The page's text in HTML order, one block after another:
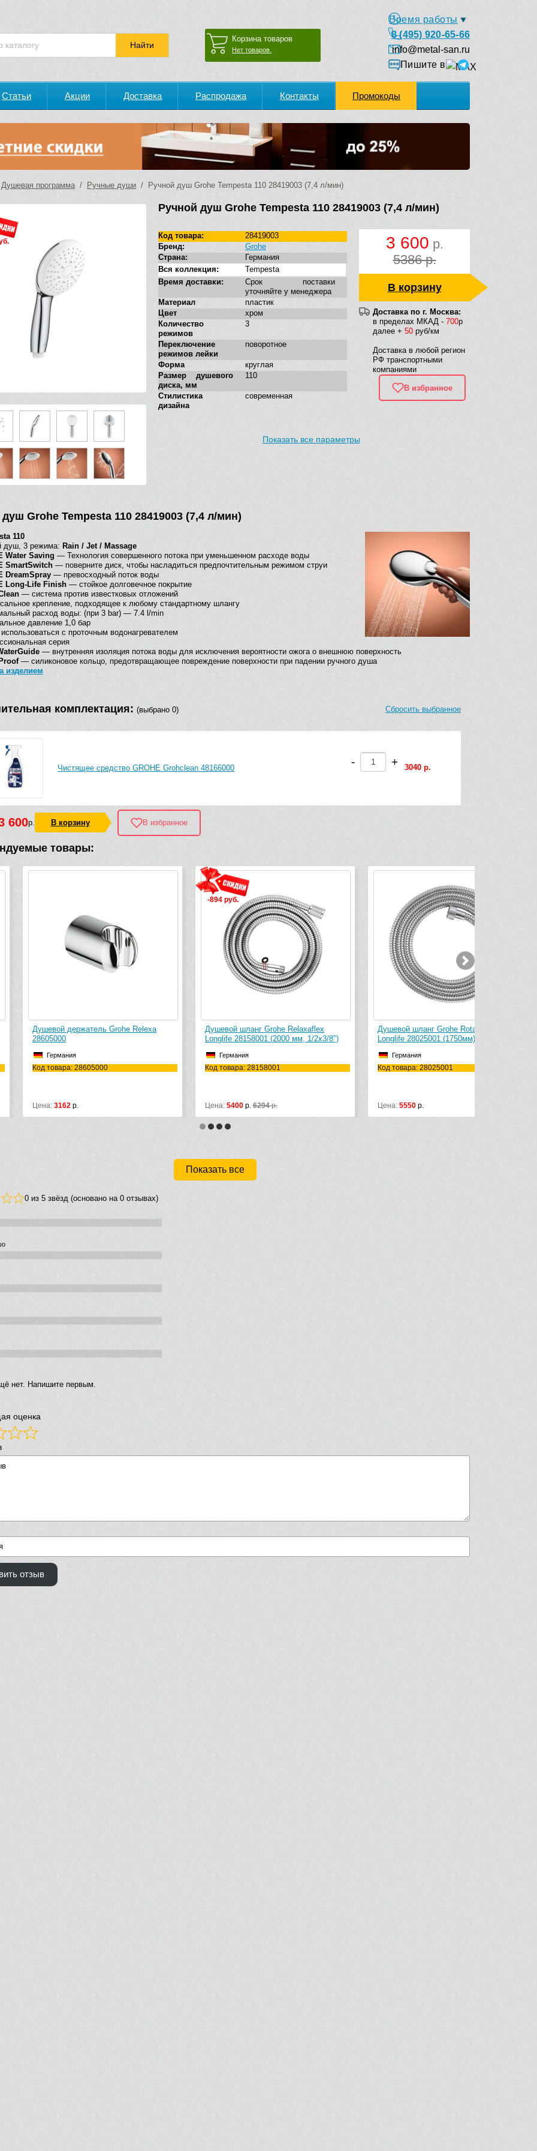
Корзина товаров
Нет товаров.
Время работы
8 (495) 920-65-66
info@metal-san.ru
Пишите в
Статьи Акции Доставка Распродажа Контакты Промокоды
Душевая программа/ Ручные души / Ручной душ Grohe Tempesta 110 28419003 (7,4 л/мин)
Ручной душ Grohe Tempesta 110 28419003 (7,4 л/мин)
3 600 р.
5386 р.
В корзину
Доставка по г. Москва:
в пределах МКАД - 700р
далее + 50 руб/км
Доставка в любой регион
РФ транспортными
компаниями
В избранное
Код товара:
28419003
Бренд:
Grohe
Страна:
Германия
Вся коллекция:
Tempesta
Время доставки:
Срок поставки
уточняйте у менеджера
Материал
пластик
Цвет
хром
Количество
режимов
3
Переключение
режимов лейки
поворотное
Форма
круглая
Размер душевого
диска, мм
110
Стилистика
дизайна
современная
Показать все параметры
Grohe Tempesta 110 28419003 (7,4 л/мин)
110
душ, 3 режима: Rain / Jet / Massage
Water Saving — Технология совершенного потока при уменьшенном расходе воды
SmartSwitch — поверните диск, чтобы насладиться предпочтительным режимом струи
DreamSpray — превосходный поток воды
Long-Life Finish — стойкое долговечное покрытие
— система против известковых отложений
крепление, подходящее к любому стандартному шлангу
расход воды: (при 3 bar) — 7.4 l/min
давление 1,0 бар
с проточным водонагревателем
серия
— внутренняя изоляция потока воды для исключения вероятности ожога о внешнюю поверхность
— силиконовое кольцо, предотвращающее повреждение поверхности при падении ручного душа
изделием
комплектация: (выбрано 0) Сбросить выбранное
Чистящее средство GROHE Grohclean 48166000 - + 3040 р.
600р. В корзину В избранное
товары:
держатель Grohe Relexa
28605000
Душевой шланг Grohe Relaxaflex
Longlife 28158001 (2000 мм, 1/2х3/8″)
Код товара: 28158001
6294р.
Душевой шланг Grohe Rotaflex Metal
Longlife 28025001 (1750мм)
Код товара: 28025001
Германия
Показать все
0 из 5 звёзд (основано на 0 отзывах)
нет. Напишите первым.
оценка
отзыв